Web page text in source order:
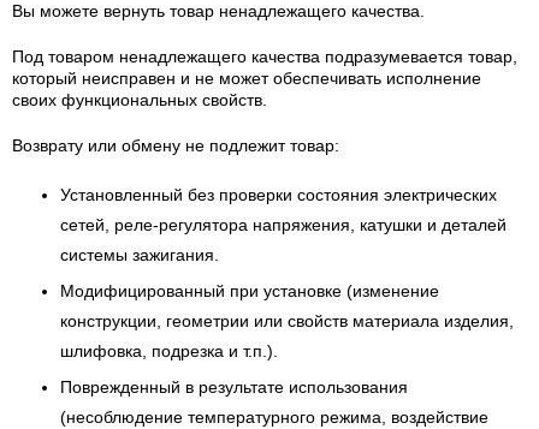
Вы можете вернуть товар ненадлежащего качества.
Под товаром ненадлежащего качества подразумевается товар,
который неисправен и не может обеспечивать исполнение
своих функциональных свойств.
Возврату или обмену не подлежит товар:
Установленный без проверки состояния электрических
сетей, реле-регулятора напряжения, катушки и деталей
системы зажигания.
Модифицированный при установке (изменение
конструкции, геометрии или свойств материала изделия,
шлифовка, подрезка и т.п.).
Поврежденный в результате использования
(несоблюдение температурного режима, воздействие